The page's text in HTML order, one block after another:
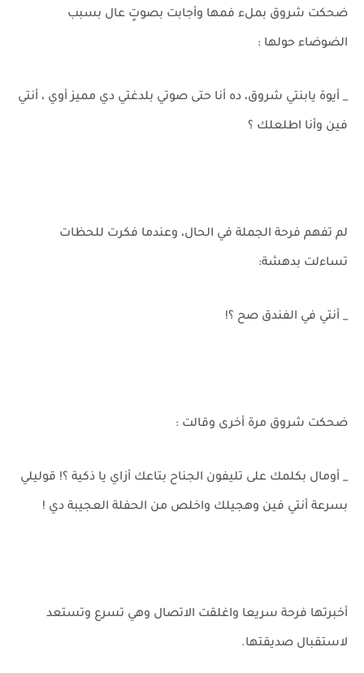
ضحكت شروق بملء فمها وأجابت بصوتٍ عال بسبب
الضوضاء حولها :
_ أيوة يابنتي شروق، ده أنا حتى صوتي بلدغتي دي مميز أوي ، أنتي
فين وأنا اطلعلك ؟
لم تفهم فرحة الجملة في الحال، وعندما فكرت للحظات
تساءلت بدهشة:
_ أنتي في الفندق صح ؟!
ضحكت شروق مرة أخرى وقالت :
_ أومال بكلمك على تليفون الجناح بتاعك أزاي يا ذكية ؟! قوليلي
بسرعة أنتي فين وهجيلك واخلص من الحفلة العجيبة دي !
أخبرتها فرحة سريعا واغلقت الاتصال وهي تسرع وتستعد
لاستقبال صديقتها.